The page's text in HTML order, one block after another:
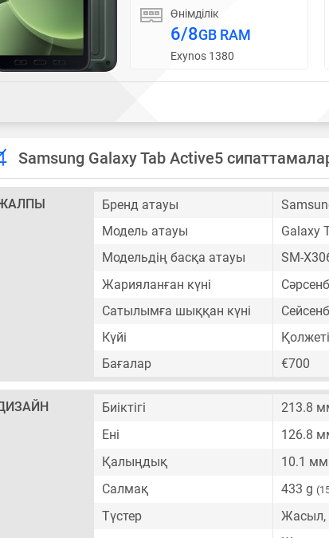
Өнімділік
6/8GB RAM
Exynos 1380
Samsung Galaxy Tab Active5
Бренд атауы
Модель атауы
Galaxy
Модельдің басқа атауы
SM-
Жарияланған күні
Сатылымға шыққан күні
Күйі
Бағалар
€700
Биіктігі 213.8
Ені 126.8
Қалыңдық 10.1 мм
Салмақ 433 g
Түстер Жасыл,